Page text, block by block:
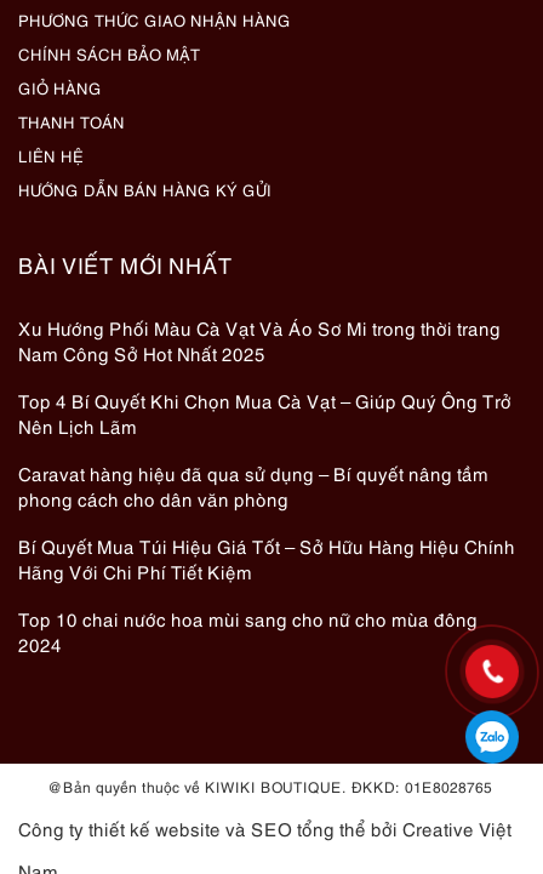
PHƯƠNG THỨC GIAO NHẬN HÀNG
CHÍNH SÁCH BẢO MẬT
GIỎ HÀNG
THANH TOÁN
LIÊN HỆ
HƯỚNG DẪN BÁN HÀNG KÝ GỬI
BÀI VIẾT MỚI NHẤT
Xu Hướng Phối Màu Cà Vạt Và Áo Sơ Mi trong thời trang
Nam Công Sở Hot Nhất 2025
Top 4 Bí Quyết Khi Chọn Mua Cà Vạt – Giúp Quý Ông Trở
Nên Lịch Lãm
Caravat hàng hiệu đã qua sử dụng – Bí quyết nâng tầm
phong cách cho dân văn phòng
Bí Quyết Mua Túi Hiệu Giá Tốt – Sở Hữu Hàng Hiệu Chính
Hãng Với Chi Phí Tiết Kiệm
Top 10 chai nước hoa mùi sang cho nữ cho mùa đông
2024
@ Bản quyền thuộc về KIWIKI BOUTIQUE. ĐKKD: 01E8028765
Công ty thiết kế website và SEO tổng thể bởi Creative Việt